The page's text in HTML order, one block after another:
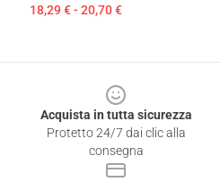
18,29 € - 20,70 €
Acquista in tutta sicurezza
Protetto 24/7 dai clic alla
consegna